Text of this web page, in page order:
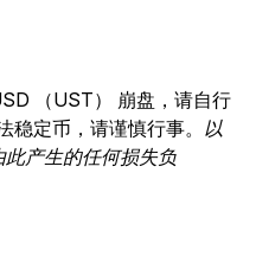
（UST） 崩盘，请自行
定币，请谨慎行事。 以
产生的任何损失负